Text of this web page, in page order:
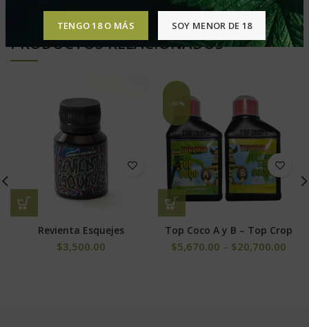
TENGO 18 O MÁS SOY MENOR DE 18
PRODUCTOS RELACIONADOS
Revienta Esquejes
$3,500.00
-10%
Top Coco A y B – Top Crop
$5,670.00 – $20,700.00